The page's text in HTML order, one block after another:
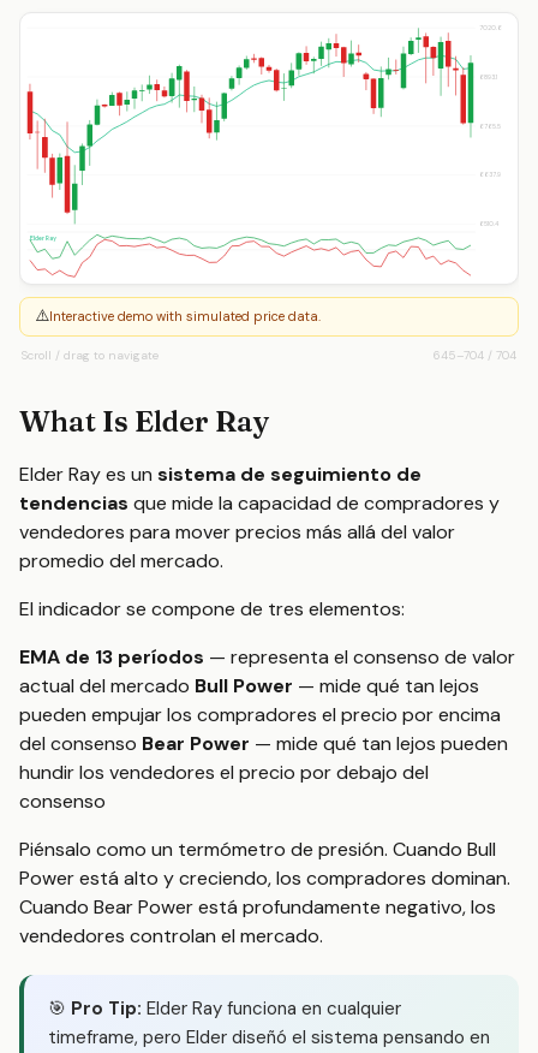
7020.6
6893.1
6765.5
6637.9
6510.4
Elder Ray
⚠️Interactive demo with simulated price data.
Scroll / drag to navigate 645–704 / 704
What Is Elder Ray
Elder Ray es un sistema de seguimiento de
tendencias que mide la capacidad de compradores y
vendedores para mover precios más allá del valor
promedio del mercado.
El indicador se compone de tres elementos:
EMA de 13 períodos — representa el consenso de valor
actual del mercado Bull Power — mide qué tan lejos
pueden empujar los compradores el precio por encima
del consenso Bear Power — mide qué tan lejos pueden
hundir los vendedores el precio por debajo del
consenso
Piénsalo como un termómetro de presión. Cuando Bull
Power está alto y creciendo, los compradores dominan.
Cuando Bear Power está profundamente negativo, los
vendedores controlan el mercado.
🎯 Pro Tip: Elder Ray funciona en cualquier
timeframe, pero Elder diseñó el sistema pensando en